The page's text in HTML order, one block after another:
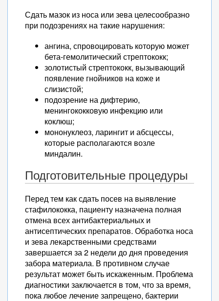
Сдать мазок из носа или зева целесообразно
при подозрениях на такие нарушения:
ангина, спровоцировать которую может
бета-гемолитический стрептококк;
золотистый стрептококк, вызывающий
появление гнойников на коже и
слизистой;
подозрение на дифтерию,
менингококковую инфекцию или
коклюш;
мононуклеоз, ларингит и абсцессы,
которые располагаются возле
миндалин.
Подготовительные процедуры
Перед тем как сдать посев на выявление
стафилококка, пациенту назначена полная
отмена всех антибактериальных и
антисептических препаратов. Обработка носа
и зева лекарственными средствами
завершается за 2 недели до дня проведения
забора материала. В противном случае
результат может быть искаженным. Проблема
диагностики заключается в том, что за время,
пока любое лечение запрещено, бактерии